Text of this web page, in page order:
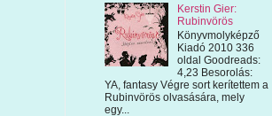
Kerstin Gier:
Rubinvörös
Könyvmolyképző
Kiadó 2010 336
oldal Goodreads:
4,23 Besorolás:
YA, fantasy Végre sort kerítettem a
Rubinvörös olvasására, mely
egy...